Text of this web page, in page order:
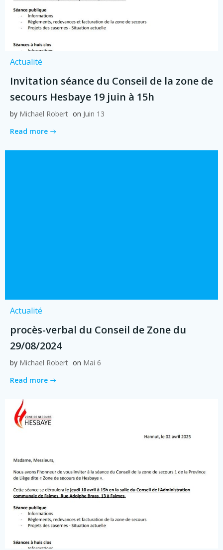
Actualité
Invitation séance du Conseil de la zone de
secours Hesbaye 19 juin à 15h
by Michael Robert on Juin 13
Read more
Actualité
procès-verbal du Conseil de Zone du
29/08/2024
by Michael Robert on Mai 6
Read more